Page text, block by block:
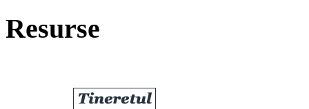
Resurse